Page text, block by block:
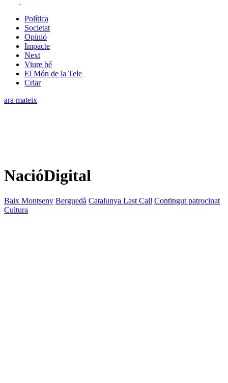
Política
Societat
Opinió
Impacte
Next
Viure bé
El Món de la Tele
Criar
ara mateix
NacióDigital
Baix Montseny Berguedà Catalunya Last Call Contingut patrocinat
Cultura